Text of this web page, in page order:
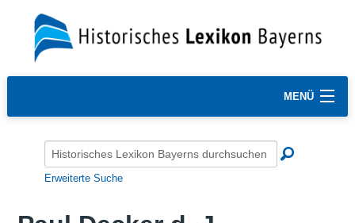
MENÜ
Erweiterte Suche